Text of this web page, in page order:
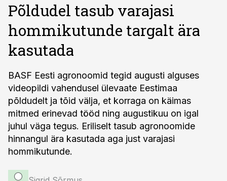
Põldudel tasub varajasi
hommikutunde targalt ära
kasutada
BASF Eesti agronoomid tegid augusti alguses
videopildi vahendusel ülevaate Eestimaa
põldudelt ja tõid välja, et korraga on käimas
mitmed erinevad tööd ning augustikuu on igal
juhul väga tegus. Eriliselt tasub agronoomide
hinnangul ära kasutada aga just varajasi
hommikutunde.